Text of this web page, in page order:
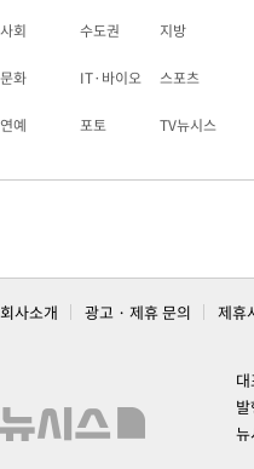
사회 수도권 지방
문화 IT·바이오 스포츠
연예 포토 TV뉴시스
회사소개 광고 · 제휴 문의 제휴